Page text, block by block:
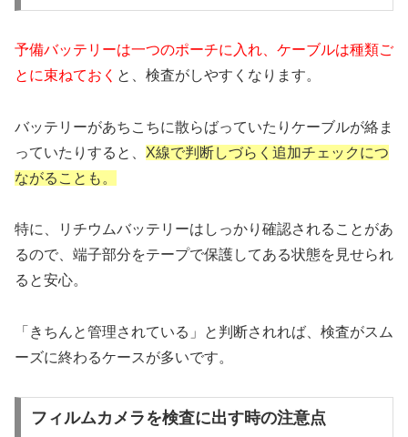
予備バッテリーは一つのポーチに入れ、ケーブルは種類ご
とに束ねておく と、検査がしやすくなります。
バッテリーがあちこちに散らばっていたりケーブルが絡ま
っていたりすると、 X線で判断しづらく追加チェックにつ
ながることも。
特に、リチウムバッテリーはしっかり確認されることがあ
るので、端子部分をテープで保護してある状態を見せられ
ると安心。
「きちんと管理されている」と判断されれば、検査がスム
ーズに終わるケースが多いです。
フィルムカメラを検査に出す時の注意点